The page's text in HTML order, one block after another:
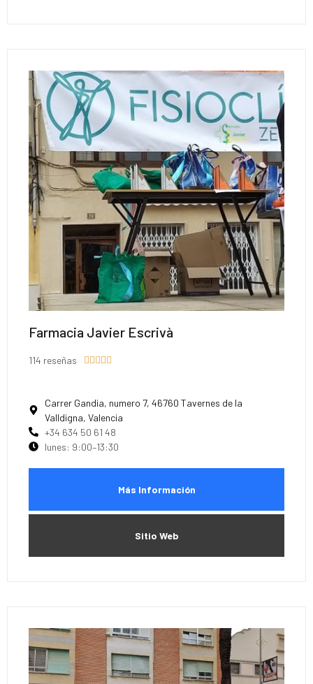
Farmacia Javier Escrivà
114 reseñas 
Carrer Gandia, numero 7, 46760 Tavernes de la
Valldigna, Valencia
+34 634 50 61 48
lunes: 9:00–13:30
Más Información
Sitio Web